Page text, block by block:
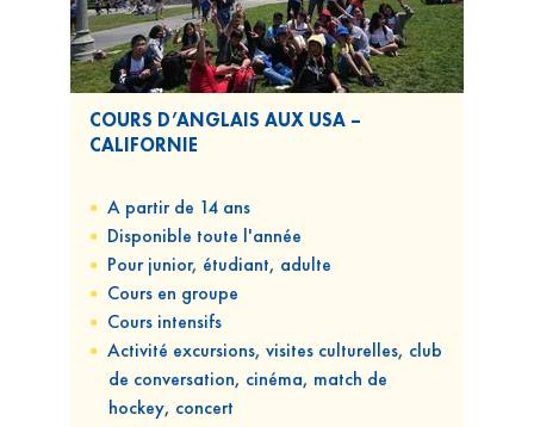
COURS D’ANGLAIS AUX USA –
CALIFORNIE
A partir de 14 ans
Disponible toute l'année
Pour junior, étudiant, adulte
Cours en groupe
Cours intensifs
Activité excursions, visites culturelles, club
de conversation, cinéma, match de
hockey, concert